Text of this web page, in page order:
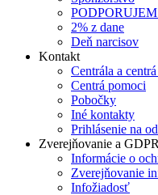
2% z dane
Deň narcisov
Kontakt
Centrála a
Centrá pomoci
Pobočky
Iné kontakty
Prihlásenie na
Zverejňovanie a GDPR
Informácie o
Zverejňovanie
Infožiadosť